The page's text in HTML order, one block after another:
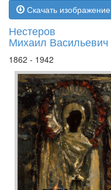
Скачать
Нестеров
Михаил Васильевич
1862 - 1942